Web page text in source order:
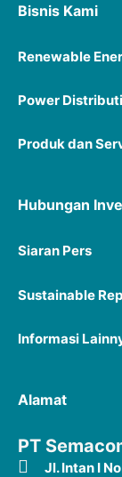
Bisnis Kami
Renewable
Power
Produk dan
Hubungan
Siaran Pers
Sustainable
Informasi
Alamat
PT
Jl. Intan I